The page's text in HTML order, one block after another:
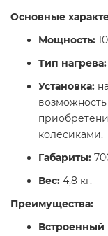
Основные
Мощность:
Тип нагрева:
Установка:
колесиками.​
Габариты:
Вес: 4,8 кг. ​
Преимущества:
Встроенный